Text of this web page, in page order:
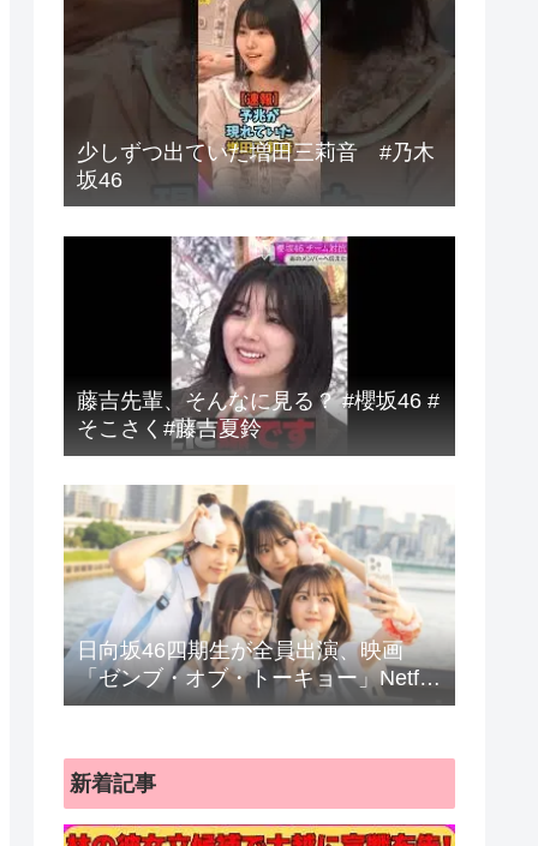
少しずつ出ていた増田三莉音 #乃木
坂46
藤吉先輩、そんなに見る？ #櫻坂46 #
そこさく#藤吉夏鈴
日向坂46四期生が全員出演、映画
「ゼンブ・オブ・トーキョー」Netflix
で配信
新着記事